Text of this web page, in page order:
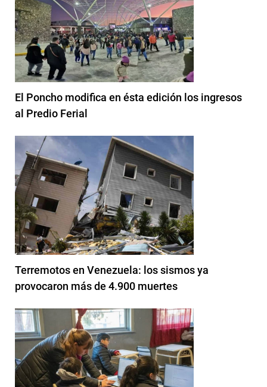
El Poncho modifica en ésta edición los ingresos
al Predio Ferial
Terremotos en Venezuela: los sismos ya
provocaron más de 4.900 muertes